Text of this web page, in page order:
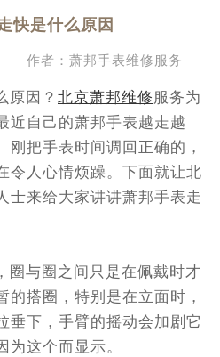
快是什么原因
作者：萧邦手表维修服务
因？ 北京萧邦维修 服务为
近自己的萧邦手表越走越
刚把手表时间调回正确的，
令人心情烦躁。下面就让北
士来给大家讲讲萧邦手表走
与圈之间只是在佩戴时才
的搭圈，特别是在立面时，
垂下，手臂的摇动会加剧它
为这个而显示。